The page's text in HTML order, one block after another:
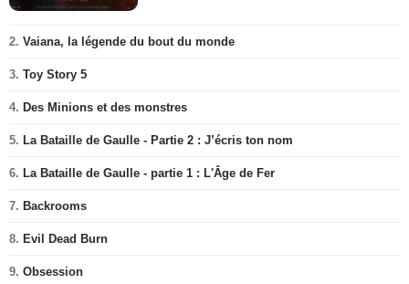
2. Vaiana, la légende du bout du monde
3. Toy Story 5
4. Des Minions et des monstres
5. La Bataille de Gaulle - Partie 2 : J’écris ton nom
6. La Bataille de Gaulle - partie 1 : L'Âge de Fer
7. Backrooms
8. Evil Dead Burn
9. Obsession